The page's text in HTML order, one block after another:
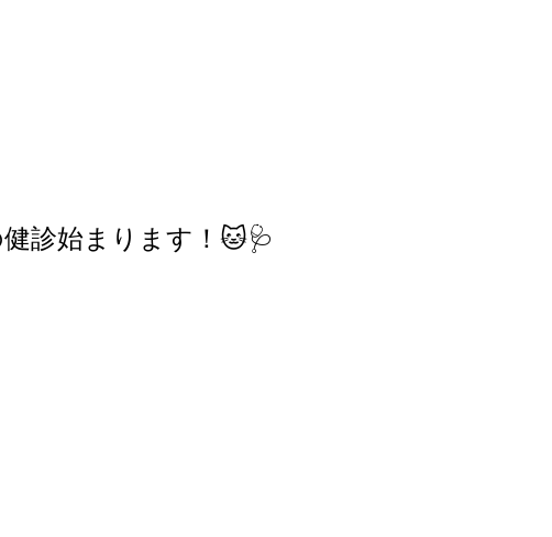
診始まります！🐱🩺